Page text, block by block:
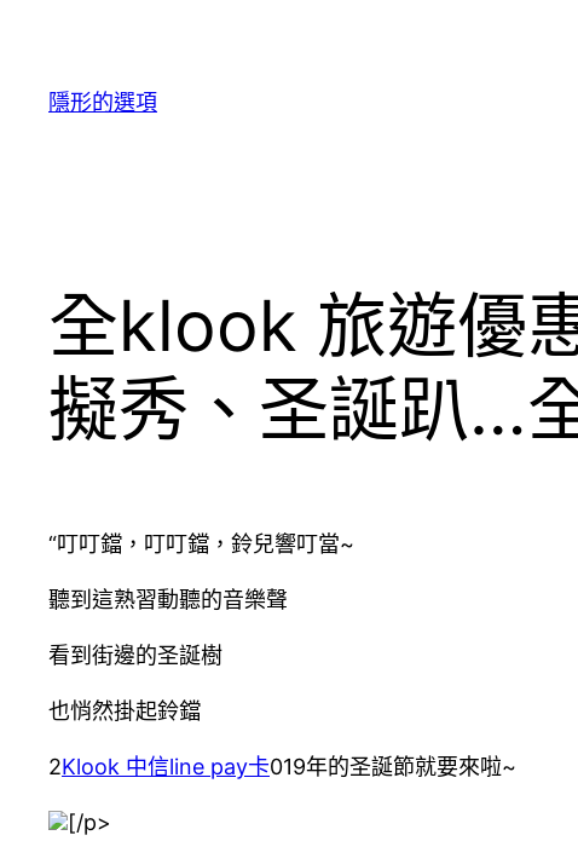
隱形的選項
全klook 旅遊優
擬秀、圣誕趴…
“叮叮鐺，叮叮鐺，鈴兒響叮當~
聽到這熟習動聽的音樂聲
看到街邊的圣誕樹
也悄然掛起鈴鐺
2Klook 中信line pay卡019年的圣誕節就要來啦~
[/p>